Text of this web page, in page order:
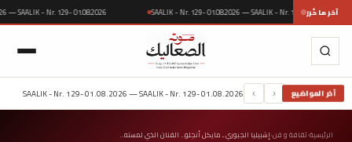
آخر ما حُرر — SAALIK - Nr. 129- 01.08.2026 SAALIK - Nr. 129- 01.08.2026 — SAALIK - Nr. 129-
آخر المواضيع ‹
›
SAALIK - Nr. 129- 01.08.2026 — SAALIK - Nr. 129- 01.08.2026
الرئيسية›ثقافة و فن›إشبيليا الجبوري ـ مايكل أنجلو… الفنان الذي لمسته…